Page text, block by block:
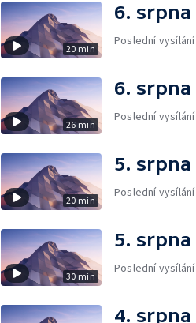
20 min
6. srpna
Poslední vysílání
26 min
6. srpna
Poslední vysílání
20 min
5. srpna
Poslední vysílání
30 min
5. srpna
Poslední vysílání
4. srpna